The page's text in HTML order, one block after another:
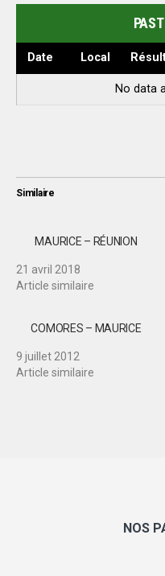
Date Local
No data
Similaire
MAURICE – RÉUNION
21 avril 2018
Article similaire
COMORES – MAURICE
9 juillet 2012
Article similaire
NOS